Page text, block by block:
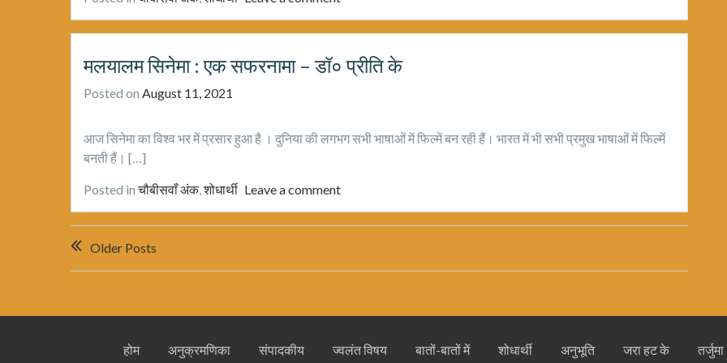
मलयालम सिनेमा : एक सफरनामा – डॉ० प्रीति के
Posted on August 11, 2021
आज सिनेमा का विश्व भर में प्रसार हुआ है । दुनिया की लगभग सभी भाषाओं में फिल्में बन रही हैं। भारत में भी सभी प्रमुख भाषाओं में फिल्में
बनती हैं। […]
Posted inचौबीसवाँ अंक,शोधार्थी Leave a comment
PostsOlder Posts
होम अनुक्रमणिका संपादकीय ज्वलंत विषय बातों-बातों में शोधार्थी अनुभूति जरा हट के तर्जुमा